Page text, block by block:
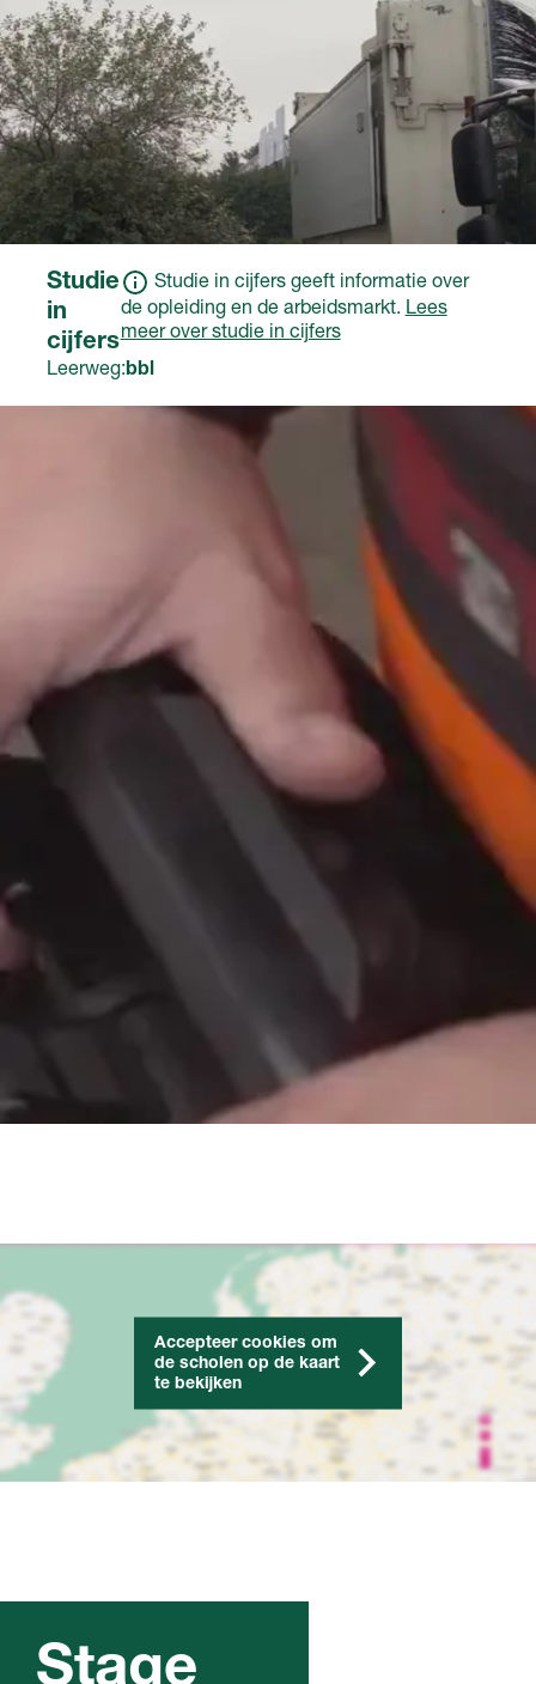
Studie
in
cijfers
Studie in cijfers geeft informatie over
de opleiding en de arbeidsmarkt. Lees
meer over studie in cijfers
Leerweg: bbl
Accepteer cookies om
de scholen op de kaart
te bekijken
Stage